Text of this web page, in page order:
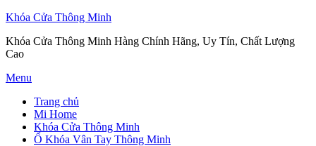
Khóa Cửa Thông Minh
Khóa Cửa Thông Minh Hàng Chính Hãng, Uy Tín, Chất Lượng
Cao
Skip
content
Menu
Trang chủ
Mi Home
Khóa Cửa Thông Minh
Ổ Khóa Vân Tay Thông Minh